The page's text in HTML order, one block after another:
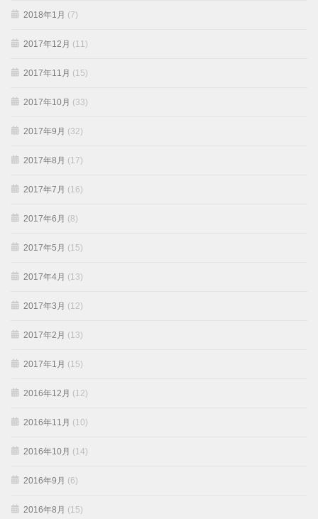
2018年1月 (7)
2017年12月 (11)
2017年11月 (15)
2017年10月 (33)
2017年9月 (32)
2017年8月 (17)
2017年7月 (16)
2017年6月 (8)
2017年5月 (15)
2017年4月 (13)
2017年3月 (12)
2017年2月 (13)
2017年1月 (15)
2016年12月 (12)
2016年11月 (10)
2016年10月 (14)
2016年9月 (6)
2016年8月 (15)